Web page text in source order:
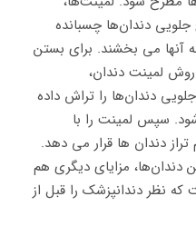
دندان‌ها چسبانده
آنها می بخشند. برای بستن
روش لمینت دندان،
دندان‌ها را تراش داده
سپس لمینت را با
دندان ها قرار می دهد.
دندان‌ها، مزایای دیگری هم
که نظر دندانپزشک را قبل از